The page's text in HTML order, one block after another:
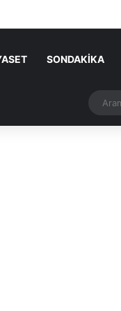
SONDAKİKA